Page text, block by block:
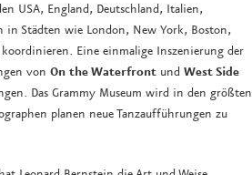
USA, England, Deutschland, Italien,
in Städten wie London, New York, Boston,
Eine einmalige Inszenierung der
von On the Waterfront und West Side
Das Grammy Museum wird in den größten
planen neue Tanzaufführungen zu